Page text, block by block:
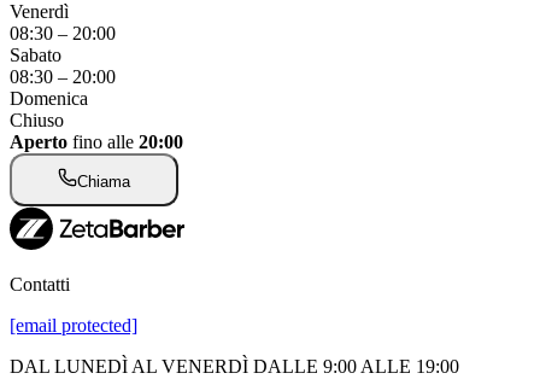
Venerdì
08:30 – 20:00
Sabato
08:30 – 20:00
Domenica
Chiuso
Aperto fino alle 20:00
Chiama
Contatti
[email protected]
DAL LUNEDÌ AL VENERDÌ DALLE 9:00 ALLE 19:00